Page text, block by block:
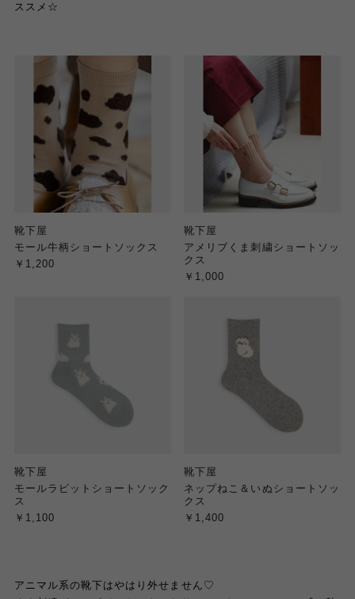
ススメ☆
靴下屋
モール牛柄ショートソックス
￥1,200
靴下屋
アメリブくま刺繍ショートソッ
クス
￥1,000
靴下屋
モールラビットショートソック
ス
￥1,100
靴下屋
ネップねこ＆いぬショートソッ
クス
￥1,400
アニマル系の靴下はやはり外せません♡